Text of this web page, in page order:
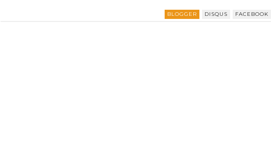
BLOGGER DISQUS FACEBOOK